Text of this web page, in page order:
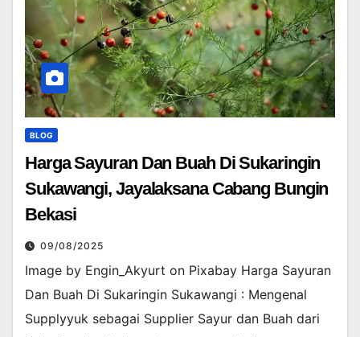
BLOG
Harga Sayuran Dan Buah Di Sukaringin
Sukawangi, Jayalaksana Cabang Bungin
Bekasi
09/08/2025
Image by Engin_Akyurt on Pixabay Harga Sayuran
Dan Buah Di Sukaringin Sukawangi : Mengenal
Supplyyuk sebagai Supplier Sayur dan Buah dari